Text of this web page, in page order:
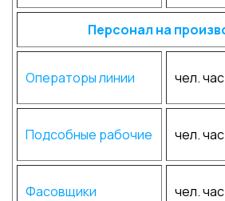
Персонал на
Операторы линии чел. час
Подсобные рабочие чел. час
Фасовщики чел. час